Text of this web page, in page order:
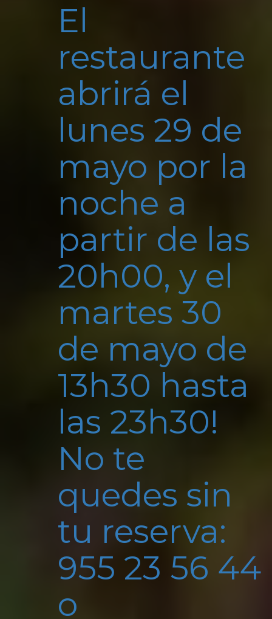
El
restaurante
abrirá el
lunes 29 de
mayo por la
noche a
partir de las
20h00, y el
martes 30
de mayo de
13h30 hasta
las 23h30!
No te
quedes sin
tu reserva:
955 23 56 44
o